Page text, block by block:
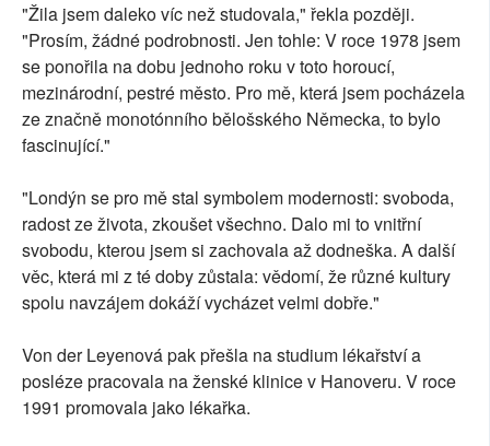
"Žila jsem daleko víc než studovala," řekla později.
"Prosím, žádné podrobnosti. Jen tohle: V roce 1978 jsem
se ponořila na dobu jednoho roku v toto horoucí,
mezinárodní, pestré město. Pro mě, která jsem pocházela
ze značně monotónního bělošského Německa, to bylo
fascinující."
"Londýn se pro mě stal symbolem modernosti: svoboda,
radost ze života, zkoušet všechno. Dalo mi to vnitřní
svobodu, kterou jsem si zachovala až dodneška. A další
věc, která mi z té doby zůstala: vědomí, že různé kultury
spolu navzájem dokáží vycházet velmi dobře."
Von der Leyenová pak přešla na studium lékařství a
posléze pracovala na ženské klinice v Hanoveru. V roce
1991 promovala jako lékařka.